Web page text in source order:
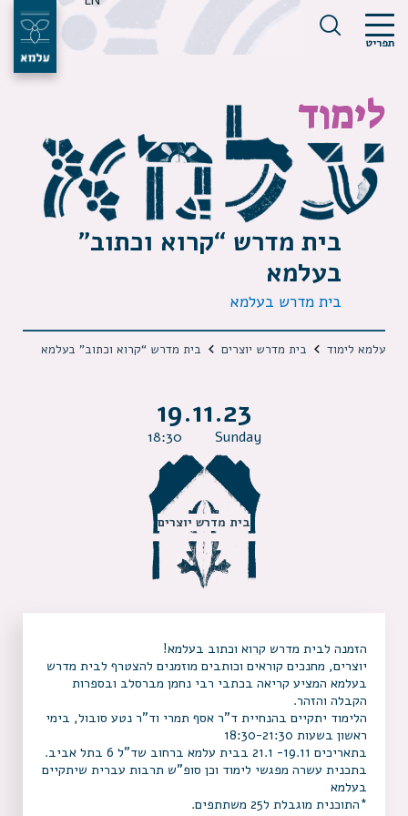
תפריט
לימוד
בית מדרש “קרוא וכתוב”
בעלמא
בית מדרש בעלמא
עלמא לימוד בית מדרש יוצרים בית מדרש “קרוא וכתוב” בעלמא
19.11.23
Sunday
18:30
בית מדרש יוצרים
הזמנה לבית מדרש קרוא וכתוב בעלמא!
יוצרים, מחנכים קוראים וכותבים מוזמנים להצטרף לבית מדרש
בעלמא המציע קריאה בכתבי רבי נחמן מברסלב ובספרות
הקבלה והזהר.
הלימוד יתקיים בהנחיית ד”ר אסף תמרי וד”ר נטע סובול, בימי
ראשון בשעות 18:30-21:30
בתאריכים 19.11- 21.1 בבית עלמא ברחוב שד”ל 6 בתל אביב.
בתכנית עשרה מפגשי לימוד וכן סופ”ש תרבות עברית שיתקיים
בעלמא
*התוכנית מוגבלת ל25 משתתפים.